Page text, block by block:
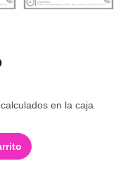
calculados en la caja